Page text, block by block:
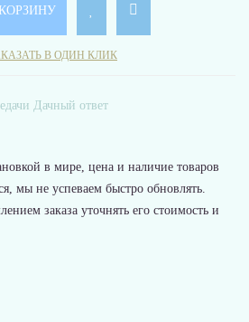
В ОДИН КЛИК
в мире, цена и наличие товаров
мы не успеваем быстро обновлять.
заказа уточнять его стоимость и